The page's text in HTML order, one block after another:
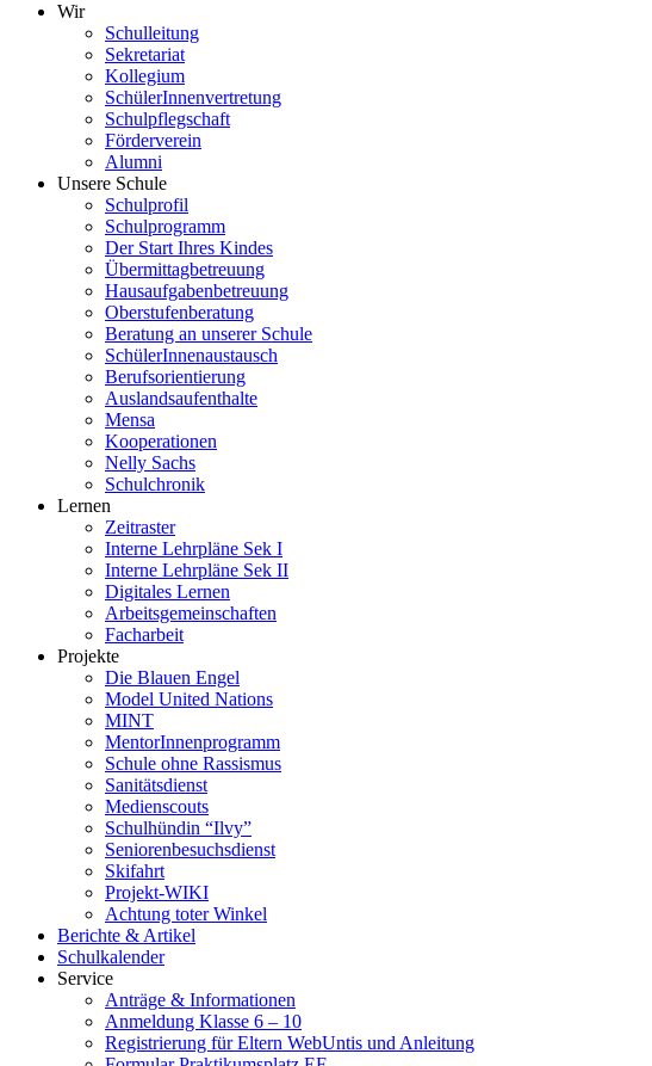
Wir
Schulleitung
Sekretariat
Kollegium
SchülerInnenvertretung
Schulpflegschaft
Förderverein
Alumni
Unsere Schule
Schulprofil
Schulprogramm
Der Start Ihres Kindes
Übermittagbetreuung
Hausaufgabenbetreuung
Oberstufenberatung
Beratung an unserer Schule
SchülerInnenaustausch
Berufsorientierung
Auslandsaufenthalte
Mensa
Kooperationen
Nelly Sachs
Schulchronik
Lernen
Zeitraster
Interne Lehrpläne Sek I
Interne Lehrpläne Sek II
Digitales Lernen
Arbeitsgemeinschaften
Facharbeit
Projekte
Die Blauen Engel
Model United Nations
MINT
MentorInnenprogramm
Schule ohne Rassismus
Sanitätsdienst
Medienscouts
Schulhündin “Ilvy”
Seniorenbesuchsdienst
Skifahrt
Projekt-WIKI
Achtung toter Winkel
Berichte & Artikel
Schulkalender
Service
Anträge & Informationen
Anmeldung Klasse 6 – 10
Registrierung für Eltern WebUntis und Anleitung